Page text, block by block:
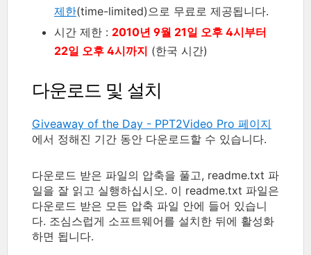
제한(time-limited)으로 무료로 제공됩니다.
시간 제한 : 2010년 9월 21일 오후 4시부터
22일 오후 4시까지 (한국 시간)
다운로드 및 설치
Giveaway of the Day - PPT2Video Pro 페이지
에서 정해진 기간 동안 다운로드할 수 있습니다.
다운로드 받은 파일의 압축을 풀고, readme.txt 파
일을 잘 읽고 실행하십시오. 이 readme.txt 파일은
다운로드 받은 모든 압축 파일 안에 들어 있습니
다. 조심스럽게 소프트웨어를 설치한 뒤에 활성화
하면 됩니다.